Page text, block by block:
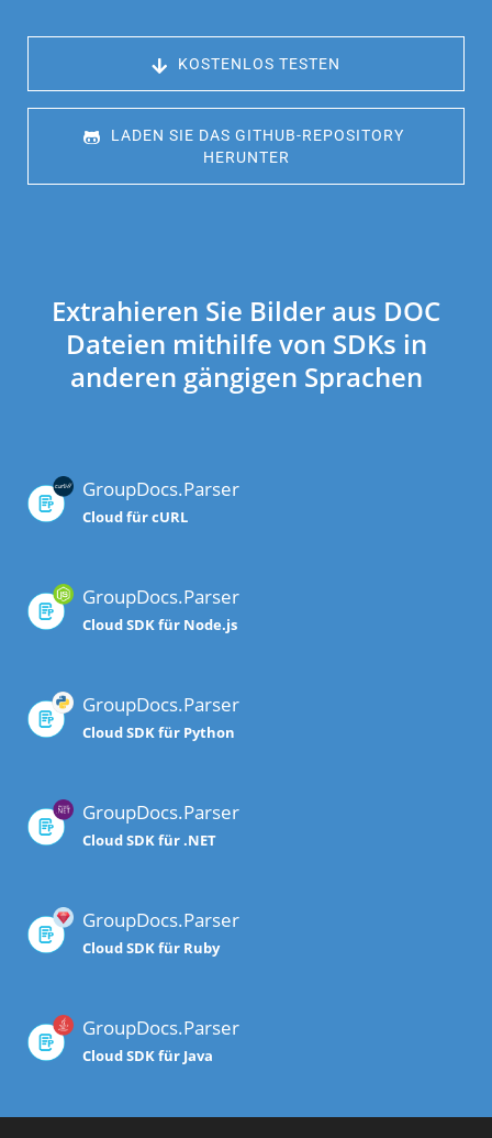
KOSTENLOS TESTEN
LADEN SIE DAS GITHUB-REPOSITORY
HERUNTER
Extrahieren Sie Bilder aus DOC
Dateien mithilfe von SDKs in
anderen gängigen Sprachen
GroupDocs.Parser
Cloud für cURL
GroupDocs.Parser
Cloud SDK für Node.js
GroupDocs.Parser
Cloud SDK für Python
GroupDocs.Parser
Cloud SDK für .NET
GroupDocs.Parser
Cloud SDK für Ruby
GroupDocs.Parser
Cloud SDK für Java